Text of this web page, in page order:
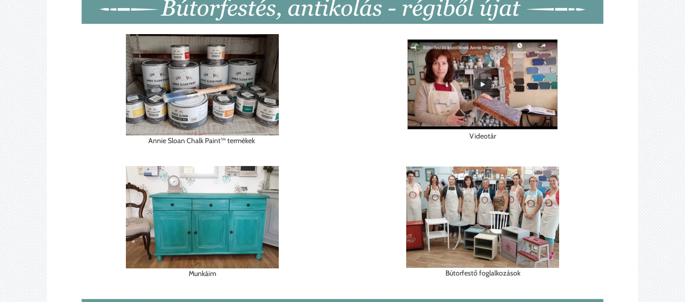
Annie Sloan Chalk Paint™ termékek Videotár
Munkáim Bútorfestő foglalkozások